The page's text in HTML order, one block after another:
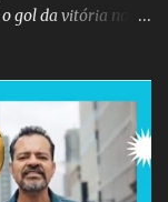
gol da vitória nos